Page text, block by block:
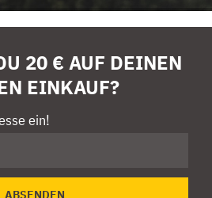
20 € AUF DEINEN
EINKAUF?
ein!
ABSENDEN